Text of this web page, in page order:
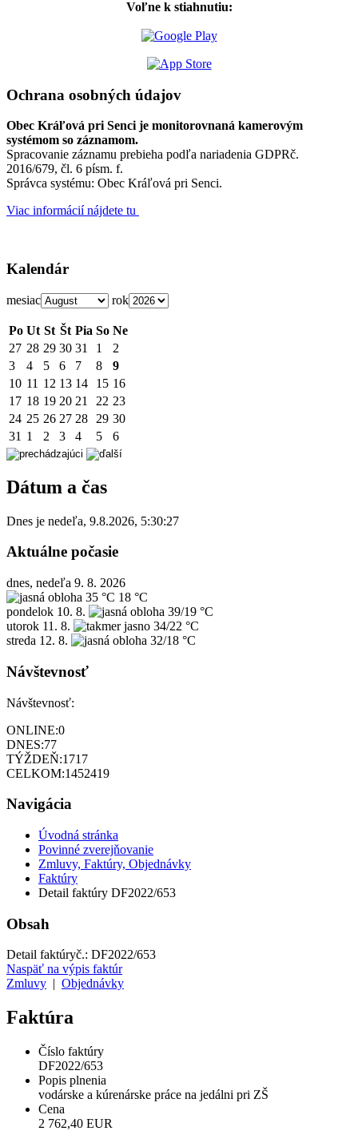
Voľne k stiahnutiu:
Ochrana osobných údajov
Obec Kráľová pri Senci je monitorovnaná kamerovým
systémom so záznamom.
Spracovanie záznamu prebieha podľa nariadenia GDPRč.
2016/679, čl. 6 písm. f.
Správca systému: Obec Kráľová pri Senci.
Viac informácií nájdete tu
Kalendár
mesiac rok
Po Ut St Št Pia So Ne
27 28 29 30 31 1
2
3
4 5 6 7 8
9
10 11 12 13 14 15 16
17 18 19 20 21 22 23
24 25 26 27 28 29 30
31 1 2 3 4 5 6
Dátum a čas
Dnes je nedeľa, 9.8.2026, 5:30:27
Aktuálne počasie
dnes, nedeľa 9. 8. 2026
35 °C 18 °C
pondelok 10. 8.
39/19 °C
utorok 11. 8.
34/22 °C
streda 12. 8. 32/18 °C
Návštevnosť
Návštevnosť:
ONLINE:0
DNES:77
TÝŽDEŇ:1717
CELKOM:1452419
Navigácia
Úvodná stránka
Povinné zverejňovanie
Zmluvy, Faktúry, Objednávky
Faktúry
Detail faktúry DF2022/653
Obsah
Detail faktúryč.: DF2022/653
Naspäť na výpis faktúr
Zmluvy
Objednávky
Faktúra
Číslo faktúry
DF2022/653
Popis plnenia
vodárske a kúrenárske práce na jedálni pri ZŠ
Cena
2 762,40 EUR